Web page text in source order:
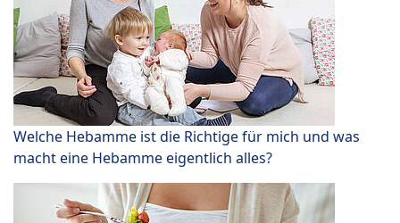
Welche Hebamme ist die Richtige für mich und was
macht eine Hebamme eigentlich alles?